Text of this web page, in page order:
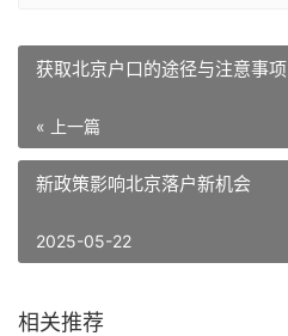
获取北京户口的途径与注意事项
« 上一篇
新政策影响北京落户新机会
2025-05-22
相关推荐